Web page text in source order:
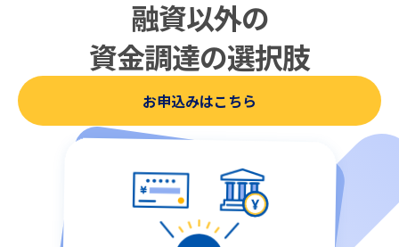
融資以外の
資金調達の選択肢
お申込みはこちら